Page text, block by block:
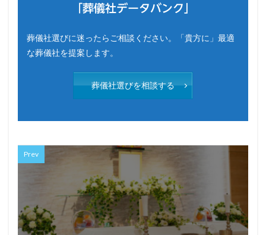
「葬儀社データバンク」
葬儀社選びに迷ったらご相談ください。「貴方に」最適
な葬儀社を提案します。
葬儀社選びを相談する
Prev